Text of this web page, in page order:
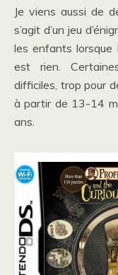
Je viens aussi de
s’agit d’un jeu
les enfants lorsque
est rien.
difficiles, trop pour
à partir de 13-14
ans.